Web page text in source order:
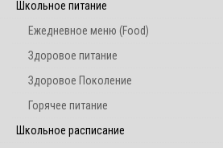
Школьное питание
Ежедневное меню (Food)
Здоровое питание
Здоровое Поколение
Горячее питание
Школьное расписание